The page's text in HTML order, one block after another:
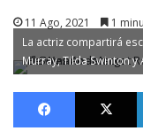
11 Ago, 2021 1
La actriz compartirá
Murray, Tilda Swinton y
Facebook X